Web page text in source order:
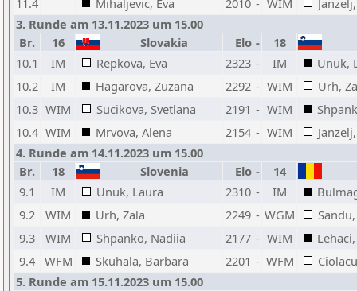
11.4 Mihaljevic, Eva 2010 - WIM
3. Runde am 13.11.2023 um 15.00
Br.
16 Slovakia Elo -
18
10.1
IM Repkova, Eva 2323 - IM
Unuk,
10.2
IM Hagarova, Zuzana 2292 - WIM
Urh,
10.3 WIM Sucikova, Svetlana 2191 - WIM
10.4 WIM Mrvova, Alena 2154 - WIM
4. Runde am 14.11.2023 um 15.00
Br.
18 Slovenia Elo -
14
9.1
IM Unuk, Laura 2310 - IM
9.2
WIM Urh, Zala 2249 - WGM
9.3
WIM Shpanko, Nadiia 2177 - WIM
9.4 WFM Skuhala, Barbara 2201 - WFM
5. Runde am 15.11.2023 um 15.00